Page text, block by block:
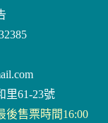
里61-23號
後售票時間16:00